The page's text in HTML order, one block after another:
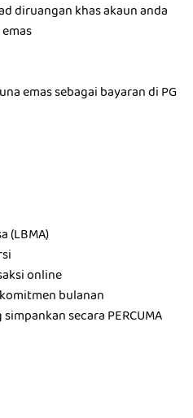
diruangan khas akaun anda
emas sebagai bayaran di PG
(LBMA)
online
bulanan
secara PERCUMA